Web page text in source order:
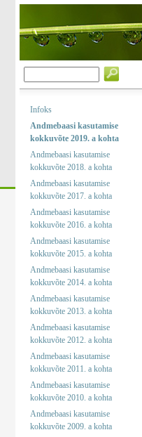
Infoks
Andmebaasi kasutamise
kokkuvõte 2019. a kohta
Andmebaasi kasutamise
kokkuvõte 2018. a kohta
Andmebaasi kasutamise
kokkuvõte 2017. a kohta
Andmebaasi kasutamise
kokkuvõte 2016. a kohta
Andmebaasi kasutamise
kokkuvõte 2015. a kohta
Andmebaasi kasutamise
kokkuvõte 2014. a kohta
Andmebaasi kasutamise
kokkuvõte 2013. a kohta
Andmebaasi kasutamise
kokkuvõte 2012. a kohta
Andmebaasi kasutamise
kokkuvõte 2011. a kohta
Andmebaasi kasutamise
kokkuvõte 2010. a kohta
Andmebaasi kasutamise
kokkuvõte 2009. a kohta